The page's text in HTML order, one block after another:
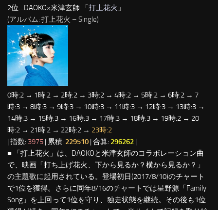
2位…DAOKO×米津玄師 「打上花火 」
(アルバム: 打上花火 – Single)
0時:2 → 1時:2 → 2時:2 → 3時:2 → 4時:2 → 5時:2 → 6時:2 → 7
時:3 → 8時:3 → 9時:3 → 10時:3 → 11時:3 → 12時:3 → 13時:3 →
14時:3 → 15時:3 → 16時:3 → 17時:3 → 18時:3 → 19時:2 → 20
時:2 → 21時:2 → 22時:2 → 23時:2
| 指数: 3975 | 累積: 229510 | 合算: 296262 |
■ 「打上花火」は、DAOKOと米津玄師のコラボレーション曲
で、映画「打ち上げ花火、下から見るか？横から見るか？」
の主題歌に起用されている。登場初日(2017/8/10)のチャート
で1位を獲得。さらに同年8/16のチャートでは星野源「Family
Song」を上回って1位を守り、独走状態を継続。その後も1位